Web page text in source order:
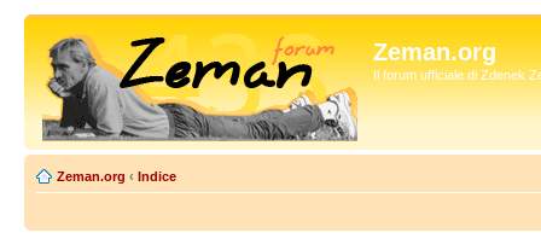
Zeman.org
Il forum ufficiale di Zdenek
Zeman.org ‹ Indice